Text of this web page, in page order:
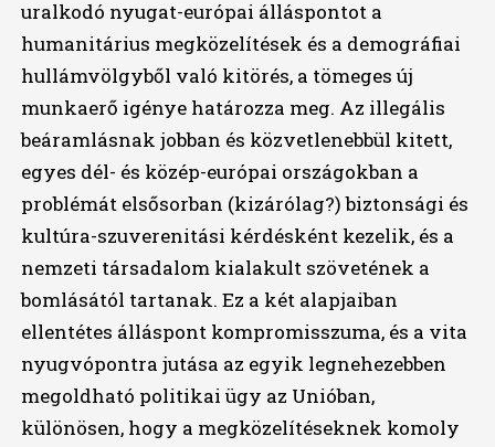
uralkodó nyugat-európai álláspontot a
humanitárius megközelítések és a demográfiai
hullámvölgyből való kitörés, a tömeges új
munkaerő igénye határozza meg. Az illegális
beáramlásnak jobban és közvetlenebbül kitett,
egyes dél- és közép-európai országokban a
problémát elsősorban (kizárólag?) biztonsági és
kultúra-szuverenitási kérdésként kezelik, és a
nemzeti társadalom kialakult szövetének a
bomlásától tartanak. Ez a két alapjaiban
ellentétes álláspont kompromisszuma, és a vita
nyugvópontra jutása az egyik legnehezebben
megoldható politikai ügy az Unióban,
különösen, hogy a megközelítéseknek komoly